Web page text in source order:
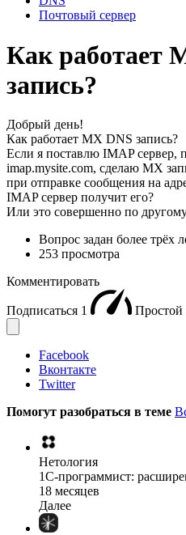
Почтовый сервер
Как работает
запись?
Добрый день!
Как работает MX DNS запись?
Если я поставлю IMAP сервер,
imap.mysite.com, сделаю MX
при отправке сообщения на
IMAP сервер получит его?
Или это совершенно по другому
Вопрос задан более трёх
253 просмотра
Комментировать
Подписаться 1 Простой
Facebook
Вконтакте
Twitter
Помогут разобраться в теме
Нетология
1C-программист:
18 месяцев
Далее